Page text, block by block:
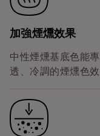
加強煙燻效果
中性煙燻基底色能
透、冷調的煙燻色